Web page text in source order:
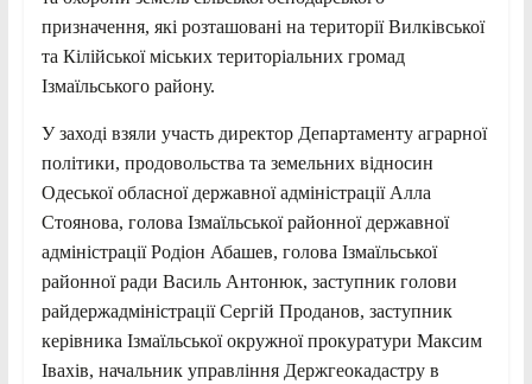
призначення, які розташовані на території Вилківської
та Кілійської міських територіальних громад
Ізмаїльського району.
У заході взяли участь директор Департаменту аграрної
політики, продовольства та земельних відносин
Одеської обласної державної адміністрації Алла
Стоянова, голова Ізмаїльської районної державної
адміністрації Родіон Абашев, голова Ізмаїльської
районної ради Василь Антонюк, заступник голови
райдержадміністрації Сергій Проданов, заступник
керівника Ізмаїльської окружної прокуратури Максим
Івахів, начальник управління Держгеокадастру в